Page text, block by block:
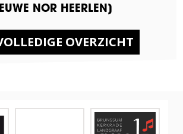
NOR HEERLEN]
OVERZICHT